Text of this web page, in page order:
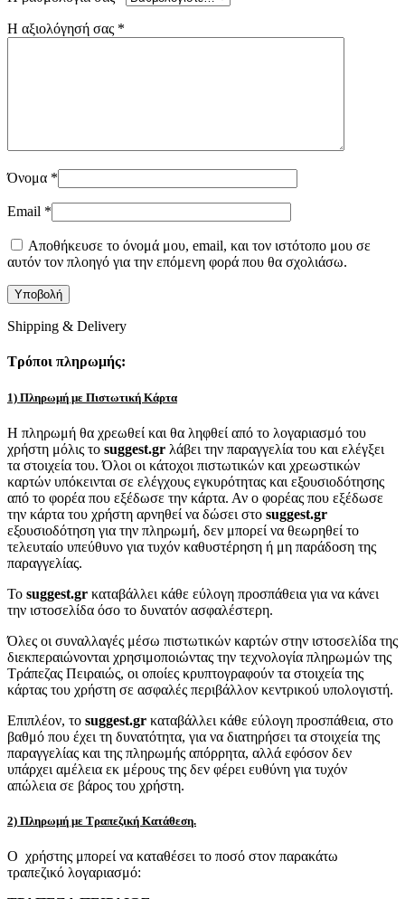
Η αξιολόγησή σας *
Όνομα *
Email *
Αποθήκευσε το όνομά μου, email, και τον ιστότοπο μου σε
αυτόν τον πλοηγό για την επόμενη φορά που θα σχολιάσω.
Shipping & Delivery
Τρόποι πληρωμής:
1) Πληρωμή με Πιστωτική Κάρτα
Η πληρωμή θα χρεωθεί και θα ληφθεί από το λογαριασμό του
χρήστη μόλις το suggest.gr λάβει την παραγγελία του και ελέγξει
τα στοιχεία του. Όλοι οι κάτοχοι πιστωτικών και χρεωστικών
καρτών υπόκεινται σε ελέγχους εγκυρότητας και εξουσιοδότησης
από το φορέα που εξέδωσε την κάρτα. Αν ο φορέας που εξέδωσε
την κάρτα του χρήστη αρνηθεί να δώσει στο suggest.gr
εξουσιοδότηση για την πληρωμή, δεν μπορεί να θεωρηθεί το
τελευταίο υπεύθυνο για τυχόν καθυστέρηση ή μη παράδοση της
παραγγελίας.
Το suggest.gr καταβάλλει κάθε εύλογη προσπάθεια για να κάνει
την ιστοσελίδα όσο το δυνατόν ασφαλέστερη.
Όλες οι συναλλαγές μέσω πιστωτικών καρτών στην ιστοσελίδα της
διεκπεραιώνονται χρησιμοποιώντας την τεχνολογία πληρωμών της
Τράπεζας Πειραιώς, οι οποίες κρυπτογραφούν τα στοιχεία της
κάρτας του χρήστη σε ασφαλές περιβάλλον κεντρικού υπολογιστή.
Επιπλέον, το suggest.gr καταβάλλει κάθε εύλογη προσπάθεια, στο
βαθμό που έχει τη δυνατότητα, για να διατηρήσει τα στοιχεία της
παραγγελίας και της πληρωμής απόρρητα, αλλά εφόσον δεν
υπάρχει αμέλεια εκ μέρους της δεν φέρει ευθύνη για τυχόν
απώλεια σε βάρος του χρήστη.
2) Πληρωμή με Τραπεζική Κατάθεση.
Ο χρήστης μπορεί να καταθέσει το ποσό στον παρακάτω
τραπεζικό λογαριασμό: